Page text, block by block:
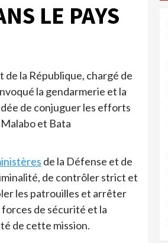
LE PAYS
la République, chargé de
la gendarmerie et la
de conjuguer les efforts
et Bata
de la Défense et de
de contrôler strict et
les patrouilles et arrêter
de sécurité et la
de cette mission.